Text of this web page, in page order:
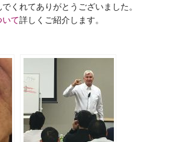
くれてありがとうございました。
いて詳しくご紹介します。